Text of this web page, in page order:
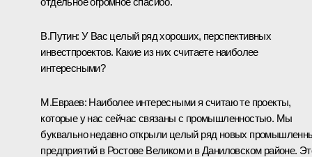
В.Путин: У Вас целый ряд хороших, перспективных
инвестпроектов. Какие из них считаете наиболее
интересными?
М.Евраев: Наиболее интересными я считаю те проекты,
которые у нас сейчас связаны с промышленностью. Мы
буквально недавно открыли целый ряд новых
предприятий в Ростове Великом и в Даниловском районе.